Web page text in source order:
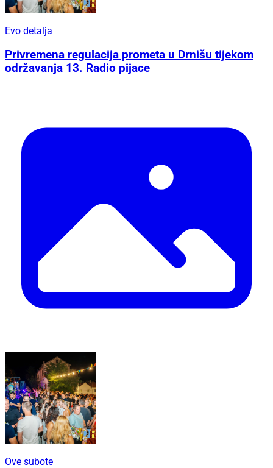
Evo detalja
Privremena regulacija prometa u Drnišu tijekom
održavanja 13. Radio pijace
Ove subote